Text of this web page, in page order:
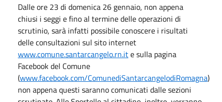
Dalle ore 23 di domenica 26 gennaio, non appena
chiusi i seggi e fino al termine delle operazioni di
scrutinio, sarà infatti possibile conoscere i risultati
delle consultazioni sul sito internet
www.comune.santarcangelo.rn.ite sulla pagina
Facebook del Comune
(www.facebook.com/ComunediSantarcangelodiRomagna)
non appena questi saranno comunicati dalle sezioni